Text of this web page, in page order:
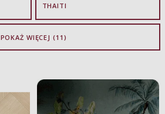
THAITI
POKAŻ WIĘCEJ (11)